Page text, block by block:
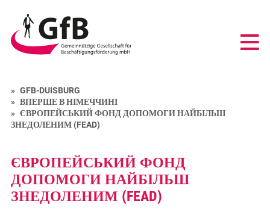
Gemeinnützige
Duisburg
GFB-DUISBURG
ВПЕРШЕ В НІМЕЧЧИНІ
ЄВРОПЕЙСЬКИЙ ФОНД ДОПОМОГИ НАЙБІЛЬШ
ЗНЕДОЛЕНИМ (FEAD)
ЄВРОПЕЙСЬКИЙ ФОНД
ДОПОМОГИ НАЙБІЛЬШ
ЗНЕДОЛЕНИМ (FEAD)